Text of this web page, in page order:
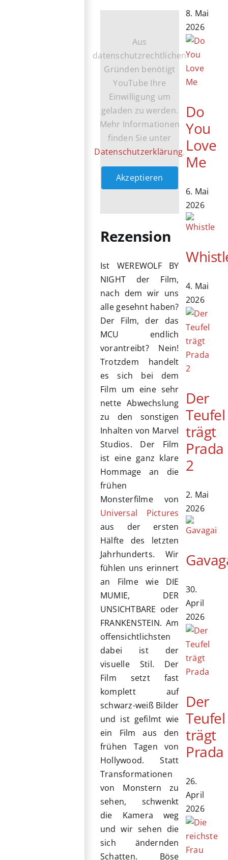
Aus
datenschutzrechtlichen
Gründen benötigt
YouTube Ihre
Einwilligung um
geladen zu werden.
Mehr Informationen
finden Sie unter
Datenschutzerklärung.
Akzeptieren
Rezension
Ist WEREWOLF BY
NIGHT der Film,
nach dem wir uns
alle gesehnt haben?
Der Film, der das
MCU endlich
vorantreibt? Nein!
Trotzdem handelt
es sich bei dem
Film um eine sehr
nette Abwechslung
zu den sonstigen
Inhalten von Marvel
Studios. Der Film
ist eine ganz klare
Hommage an die
frühen
Monsterfilme von
Universal Pictures
aus der ersten
Hälfte des letzten
Jahrhunderts. Wir
fühlen uns erinnert
an Filme wie DIE
MUMIE, DER
UNSICHTBARE oder
FRANKENSTEIN. Am
offensichtlichsten
dabei ist der
visuelle Stil. Der
Film setzt fast
komplett auf
schwarz-weiß Bilder
und ist gefilmt wie
ein Film aus den
frühen Tagen von
Hollywood. Statt
Transformationen
von Monstern zu
sehen, schwenkt
die Kamera weg
und wir sehen die
sich ändernden
Schatten. Böse
8. Mai
2026
Do
You
Love
Me
6. Mai
2026
4. Mai
2026
Der
Teufel
trägt
Prada
2
2. Mai
2026
30.
April
2026
Der
Teufel
trägt
Prada
26.
April
2026